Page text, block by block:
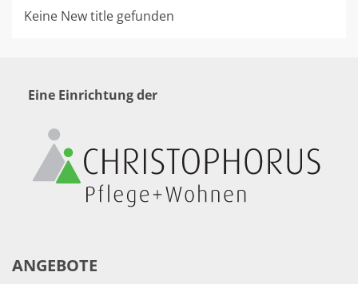
Keine New title gefunden
Eine Einrichtung der
ANGEBOTE